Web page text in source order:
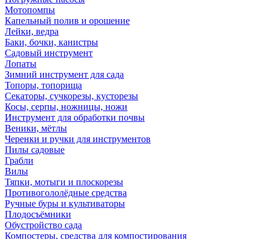
Мотопомпы
Капельный полив и орошение
Лейки, ведра
Баки, бочки, канистры
Садовый инструмент
Лопаты
Зимний инструмент для сада
Топоры, топорища
Секаторы, сучкорезы, кусторезы
Косы, серпы, ножницы, ножи
Инструмент для обработки почвы
Веники, мётлы
Черенки и ручки для инструментов
Пилы садовые
Грабли
Вилы
Тяпки, мотыги и плоскорезы
Противогололёдные средства
Ручные буры и культиваторы
Плодосъёмники
Обустройство сада
Компостеры, средства для компостирования